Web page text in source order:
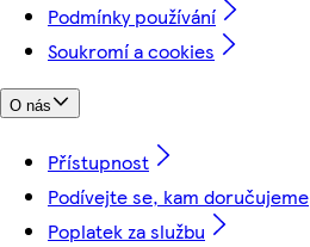
Podmínky používání
Soukromí a cookies
O nás
Přístupnost
Podívejte se, kam doručujeme
Poplatek za službu